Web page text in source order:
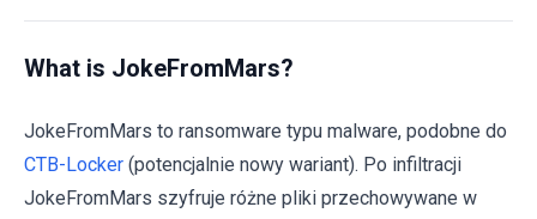
What is JokeFromMars?
JokeFromMars to ransomware typu malware, podobne do
CTB-Locker (potencjalnie nowy wariant). Po infiltracji
JokeFromMars szyfruje różne pliki przechowywane w